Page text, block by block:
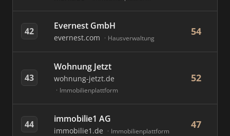
42 Evernest GmbH
evernest.com Hausverwaltung
54
43
Wohnung Jetzt
wohnung-jetzt.de
Immobilienplattform
52
44 immobilie1 AG
immobilie1.de Immobilienplattform
47